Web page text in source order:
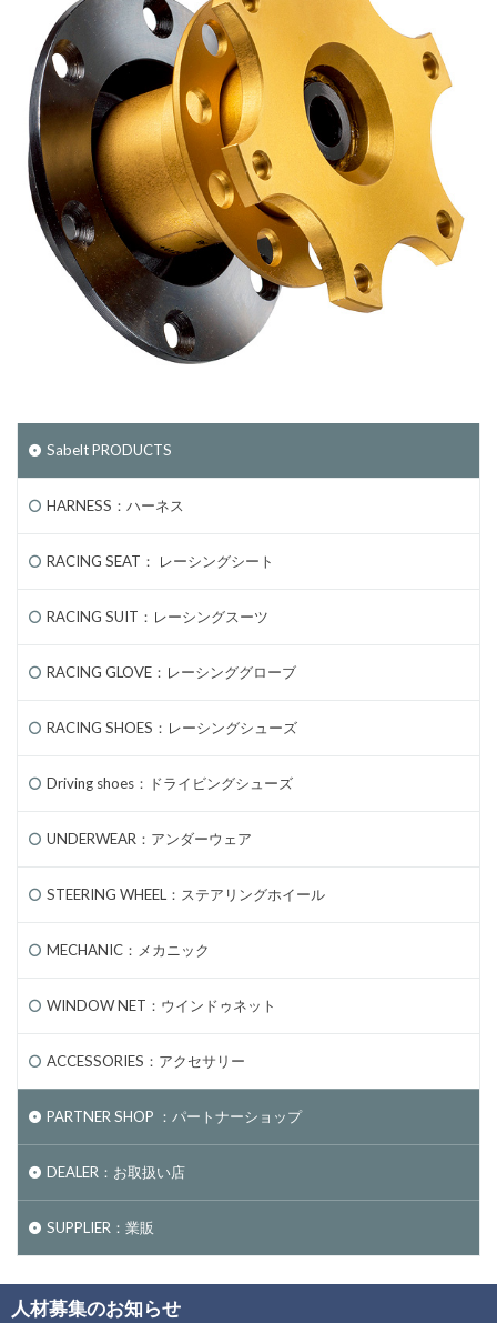
Sabelt PRODUCTS
HARNESS：ハーネス
RACING SEAT： レーシングシート
RACING SUIT：レーシングスーツ
RACING GLOVE：レーシンググローブ
RACING SHOES：レーシングシューズ
Driving shoes：ドライビングシューズ
UNDERWEAR：アンダーウェア
STEERING WHEEL：ステアリングホイール
MECHANIC：メカニック
WINDOW NET：ウインドゥネット
ACCESSORIES：アクセサリー
PARTNER SHOP ：パートナーショップ
DEALER：お取扱い店
SUPPLIER：業販
人材募集のお知らせ